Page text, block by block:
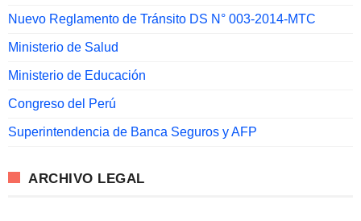
Nuevo Reglamento de Tránsito DS N° 003-2014-MTC
Ministerio de Salud
Ministerio de Educación
Congreso del Perú
Superintendencia de Banca Seguros y AFP
ARCHIVO LEGAL